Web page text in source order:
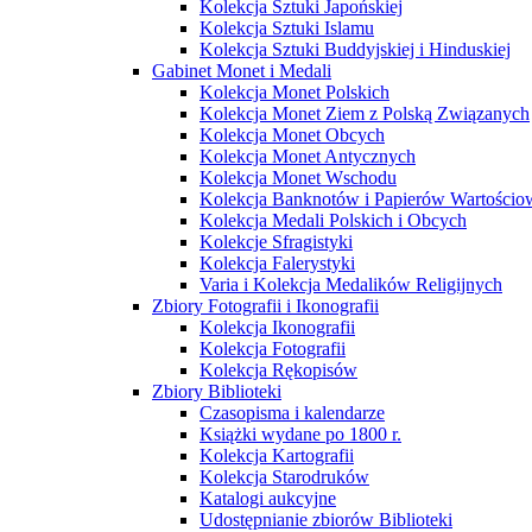
Kolekcja Sztuki Japońskiej
Kolekcja Sztuki Islamu
Kolekcja Sztuki Buddyjskiej i Hinduskiej
Gabinet Monet i Medali
Kolekcja Monet Polskich
Kolekcja Monet Ziem z Polską Związanych
Kolekcja Monet Obcych
Kolekcja Monet Antycznych
Kolekcja Monet Wschodu
Kolekcja Banknotów i Papierów
Kolekcja Medali Polskich i Obcych
Kolekcje Sfragistyki
Kolekcja Falerystyki
Varia i Kolekcja Medalików Religijnych
Zbiory Fotografii i Ikonografii
Kolekcja Ikonografii
Kolekcja Fotografii
Kolekcja Rękopisów
Zbiory Biblioteki
Czasopisma i kalendarze
Książki wydane po 1800 r.
Kolekcja Kartografii
Kolekcja Starodruków
Katalogi aukcyjne
Udostępnianie zbiorów Biblioteki